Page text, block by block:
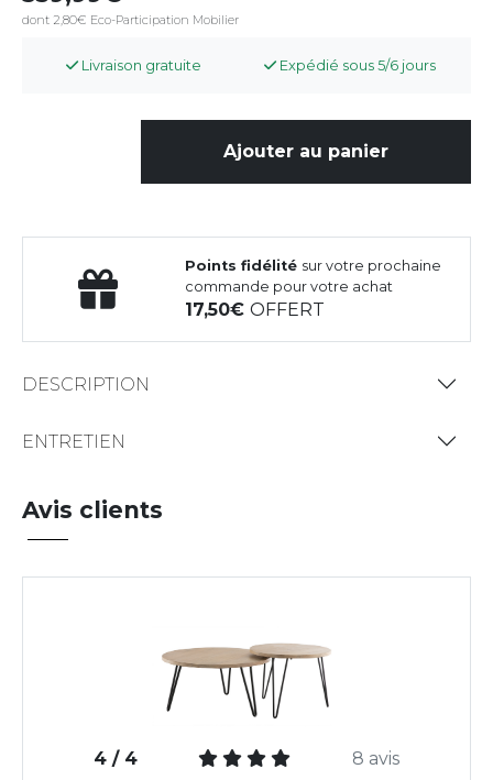
dont 2,80€ Eco-Participation Mobilier
Livraison gratuite Expédié sous 5/6 jours
Ajouter au panier
Points fidélité sur votre prochaine
commande pour votre achat
17,50OFFERT
DESCRIPTION
ENTRETIEN
Avis clients
4 / 4 8 avis